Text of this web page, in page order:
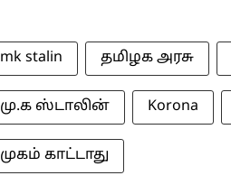
mk stalin தமிழக அரசு
மு.க ஸ்டாலின் Korona
முகம் காட்டாது